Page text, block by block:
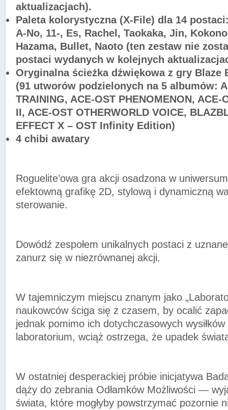
aktualizacjach).
Paleta kolorystyczna (X-File) dla 14
A-No, 11-, Es, Rachel, Taokaka, Jin,
Hazama, Bullet, Naoto (ten zestaw nie
postaci wydanych w kolejnych
Oryginalna ścieżka dźwiękowa z gry Blaze
(91 utworów podzielonych na 5 albumów:
TRAINING, ACE-OST PHENOMENON, ACE-
II, ACE-OST OTHERWORLD VOICE,
EFFECT X – OST Infinity Edition)
4 chibi awatary
Roguelite’owa gra akcji osadzona w
efektowną grafikę 2D, stylową i dynamiczną
sterowanie.
Dowódź zespołem unikalnych postaci z
zanurz się w niezrównanej akcji.
W tajemniczym miejscu znanym jako
naukowców ściga się z czasem, by ocalić
jednak pomimo ich dotychczasowych
laboratorium, wciąż ostrzega, że upadek
W ostatniej desperackiej próbie inicjatywa
dąży do zebrania Odłamków Możliwości —
świata, które mogłyby powstrzymać pozornie